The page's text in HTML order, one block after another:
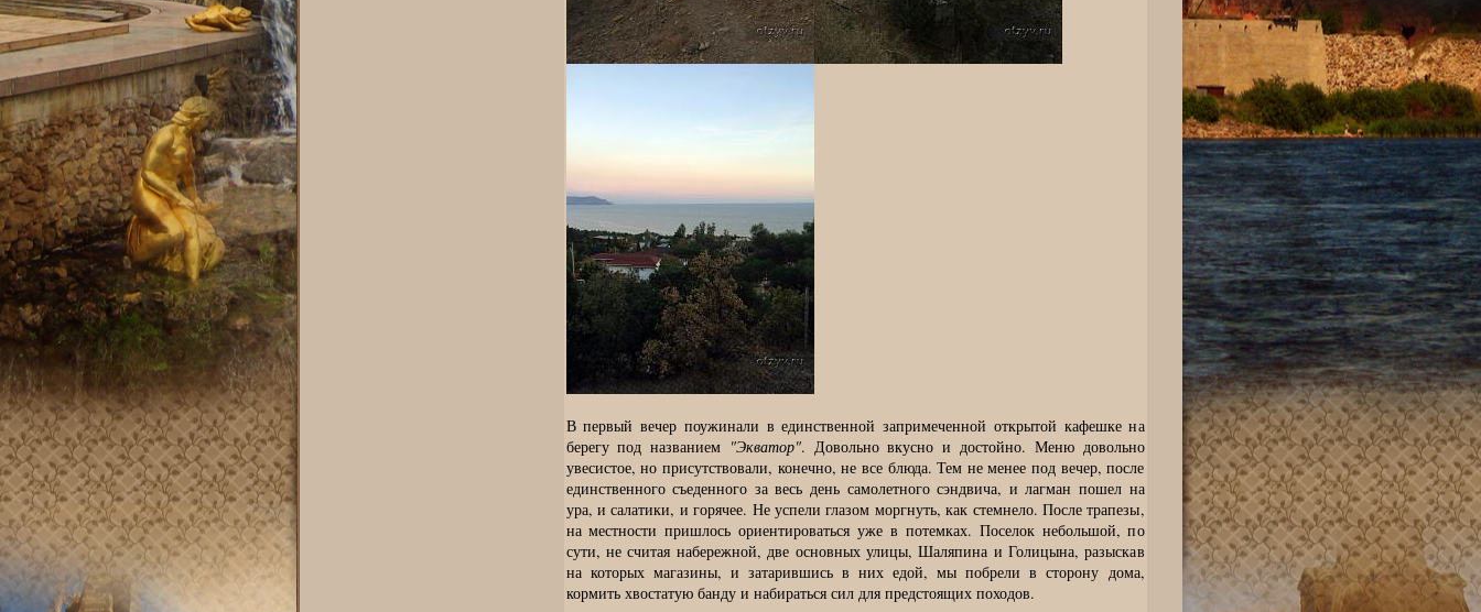
В первый вечер поужинали в единственной запримеченной открытой кафешке на
берегу под названием "Экватор". Довольно вкусно и достойно. Меню довольно
увесистое, но присутствовали, конечно, не все блюда. Тем не менее под вечер, после
единственного съеденного за весь день самолетного сэндвича, и лагман пошел на
ура, и салатики, и горячее. Не успели глазом моргнуть, как стемнело. После трапезы,
на местности пришлось ориентироваться уже в потемках. Поселок небольшой, по
сути, не считая набережной, две основных улицы, Шаляпина и Голицына, разыскав
на которых магазины, и затарившись в них едой, мы побрели в сторону дома,
кормить хвостатую банду и набираться сил для предстоящих походов.